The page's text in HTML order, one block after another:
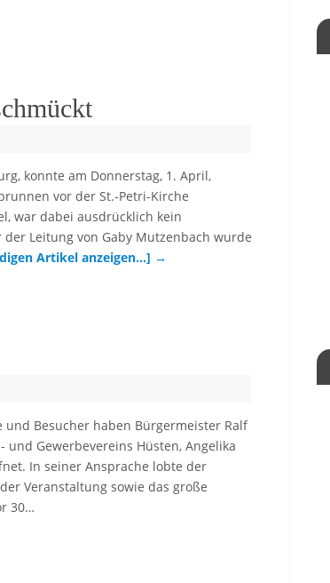
konnte am Donnerstag, 1. April,
vor der St.-Petri-Kirche
war dabei ausdrücklich kein
Leitung von Gaby Mutzenbach wurde
Artikel anzeigen…] →
Besucher haben Bürgermeister Ralf
Gewerbevereins Hüsten, Angelika
In seiner Ansprache lobte der
Veranstaltung sowie das große
30…